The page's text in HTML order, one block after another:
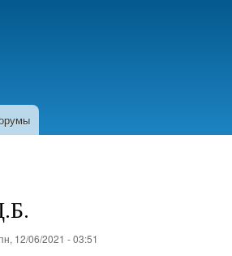
12/06/2021 - 03:51